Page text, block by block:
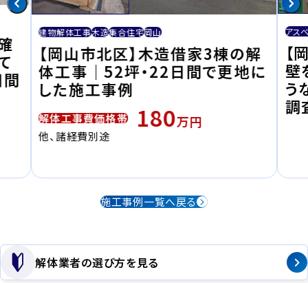
建物解体工事木造集合住宅岡山
【岡山市北区】木造借家3棟の解
体工事｜52坪・22日間で更地に
した施工事例
解体工事費価格帯 180万円
他、諸経費別途
アス
【
壁
う
調
施工事例一覧へ戻る
解体業者の選び方を見る